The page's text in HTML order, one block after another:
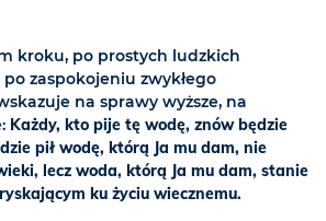
kroku, po prostych ludzkich
zaspokojeniu zwykłego
na sprawy wyższe, na
Każdy, kto pije tę wodę, znów będzie
pił wodę, którą Ja mu dam, nie
lecz woda, którą Ja mu dam, stanie
ku życiu wiecznemu.